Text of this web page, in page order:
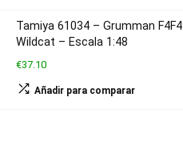
Tamiya 61034 – Grumman F4F4
Wildcat – Escala 1:48
€37.10
Añadir para comparar